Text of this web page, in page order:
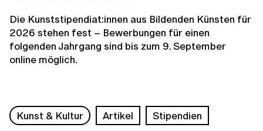
Die Kunststipendiat:innen aus Bildenden Künsten für
2026 stehen fest – Bewerbungen für einen
folgenden Jahrgang sind bis zum 9. September
online möglich.
Kunst & Kultur Artikel Stipendien